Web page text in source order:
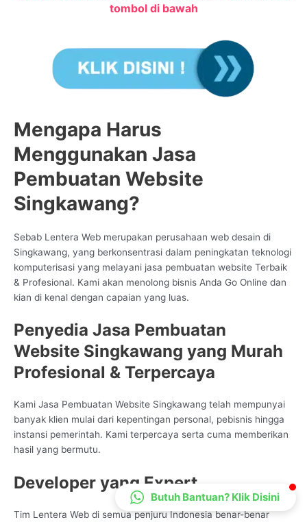
tombol di bawah
Mengapa Harus
Menggunakan Jasa
Pembuatan Website
Singkawang?
Sebab Lentera Web merupakan perusahaan web desain di
Singkawang, yang berkonsentrasi dalam peningkatan teknologi
komputerisasi yang melayani jasa pembuatan website Terbaik
& Profesional. Kami akan menolong bisnis Anda Go Online dan
kian di kenal dengan capaian yang luas.
Penyedia Jasa Pembuatan
Website Singkawang yang Murah
Profesional & Terpercaya
Kami Jasa Pembuatan Website Singkawang telah mempunyai
banyak klien mulai dari kepentingan personal, pebisnis hingga
instansi pemerintah. Kami terpercaya serta cuma memberikan
hasil yang bermutu.
Developer yang Expert
Tim Lentera Web di semua penjuru Indonesia benar-benar
CS Lenteraweb
Online
Butuh Bantuan? Klik Disini